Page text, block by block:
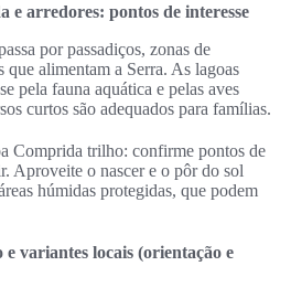
e arredores: pontos de interesse
por passadiços, zonas de
que alimentam a Serra. As lagoas
pela fauna aquática e pelas aves
curtos são adequados para famílias.
Comprida trilho: confirme pontos de
Aproveite o nascer e o pôr do sol
húmidas protegidas, que podem
variantes locais (orientação e